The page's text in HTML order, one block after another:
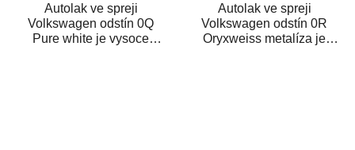
Autolak ve spreji
Volkswagen odstín 0Q
Pure white je vysoce
Autolak ve spreji
Volkswagen odstín 0R
Oryxweiss metalíza je